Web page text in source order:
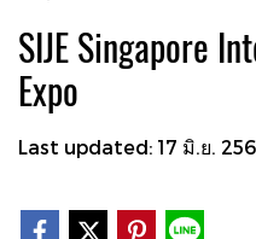
SIJE Singapore
Expo
Last updated: 17 มิ.ย.